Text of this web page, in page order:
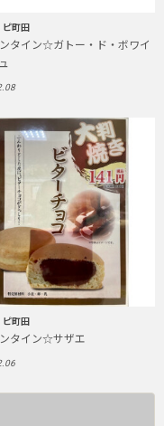
ピ町田
タイン☆ガトー・ド・ボワイ
ピ町田
タイン☆サザエ